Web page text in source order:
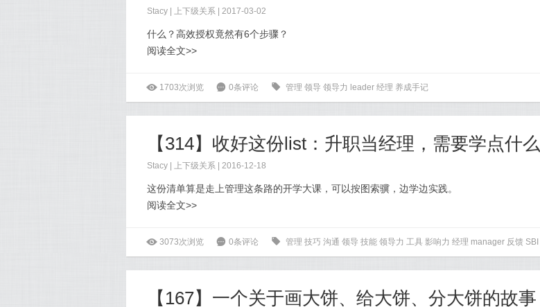
Stacy 上下级关系 | 2017-03-02
什么？高效授权竟然有6个步骤？
阅读全文>>
ė 1703次浏览 6 0条评论 0 管理 领导 领导力 leader 经理 养成手记
【314】收好这份list：升职当经理，需要学点什么
Stacy 上下级关系 | 2016-12-18
这份清单算是走上管理这条路的开学大课，可以按图索骥，边学边实践。
阅读全文>>
ė 3073次浏览 6 0条评论 0 管理 技巧 沟通 领导 技能 领导力 工具 影响力 经理 manager 反馈 SBI